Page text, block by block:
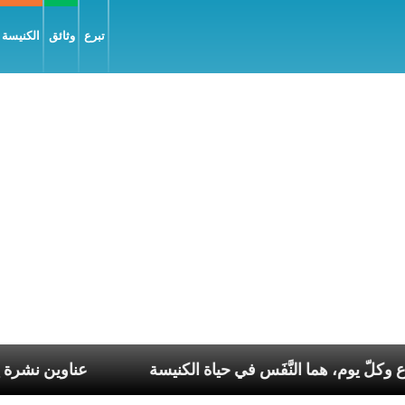
وثائق تبرع
في كلّ أسبوع وكلّ يوم، هما النَّفَس في حياة الكنيسة